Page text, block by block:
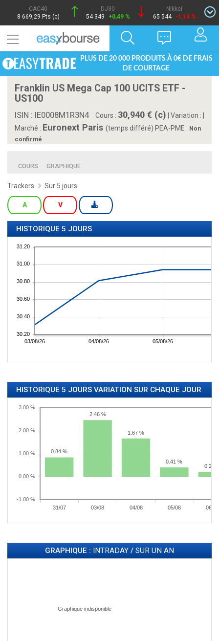
CAC40
8 669,29 Pts (c)
DJ30
54 349
+0,49 %
Nikkei
65 544 -1,14 %
PLUS DE 20 000 PRODUITS À 0€ DE FRAIS
DE COURTAGE
Franklin US Mega Cap 100 UCITS ETF -
US100
ISIN : IE0008M1R3N4 Cours : 30,940 € (c) Variation :
Marché : Euronext Paris (temps différé) PEA-PME : Non
confirmé
COURS GRAPHIQUE
Trackers Sur 5 jours
A V
HISTORIQUE 5 JOURS
HISTORIQUE 5 JOURS VARIATION SUR CHAQUE JOUR
GRAPHIQUE : INTRADAY / SUR UN AN